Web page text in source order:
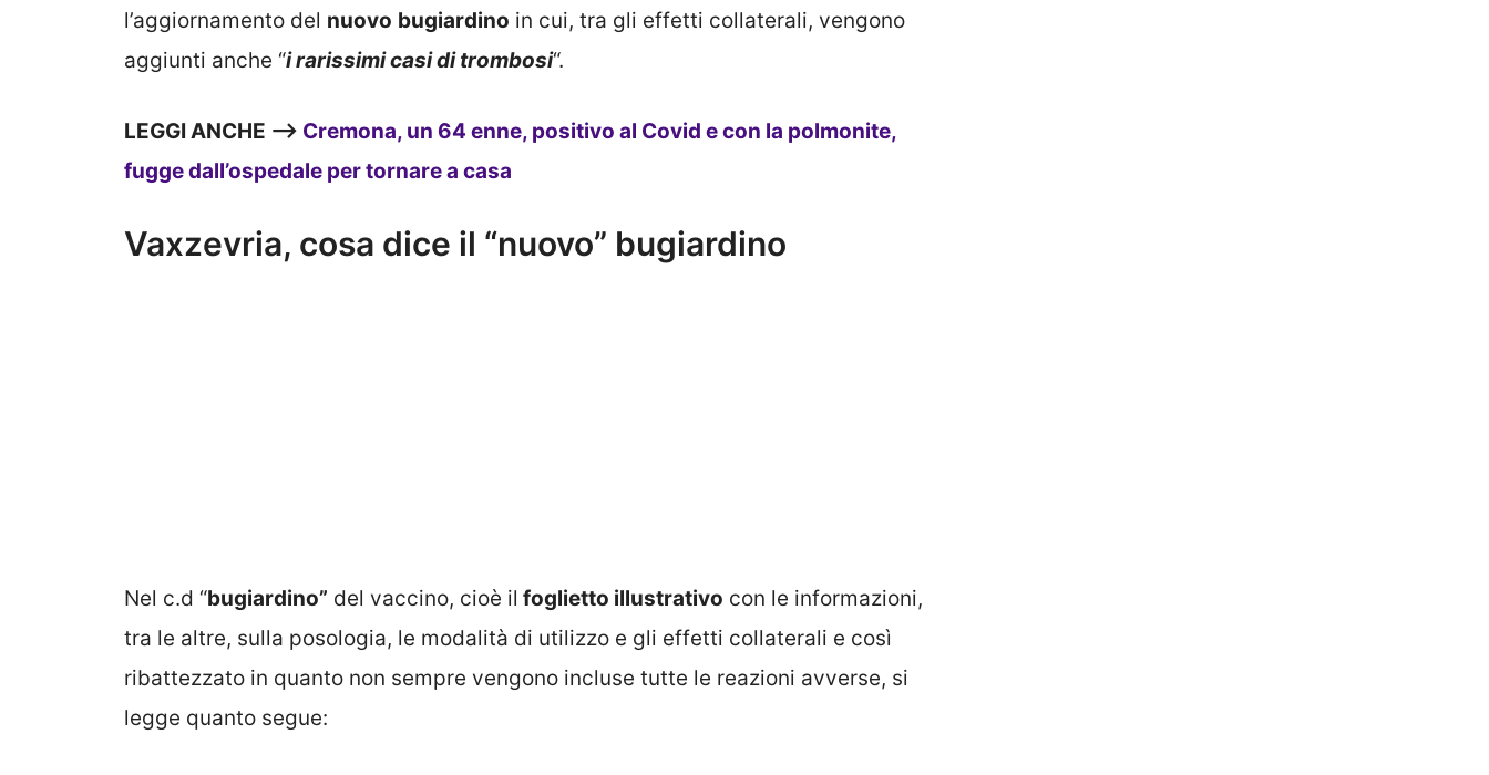
l’aggiornamento del nuovo bugiardino in cui, tra gli effetti collaterali, vengono
aggiunti anche “i rarissimi casi di trombosi“.
LEGGI ANCHE –> Cremona, un 64 enne, positivo al Covid e con la polmonite,
fugge dall’ospedale per tornare a casa
Vaxzevria, cosa dice il “nuovo” bugiardino
Nel c.d “bugiardino” del vaccino, cioè il foglietto illustrativo con le informazioni,
tra le altre, sulla posologia, le modalità di utilizzo e gli effetti collaterali e così
ribattezzato in quanto non sempre vengono incluse tutte le reazioni avverse, si
legge quanto segue: